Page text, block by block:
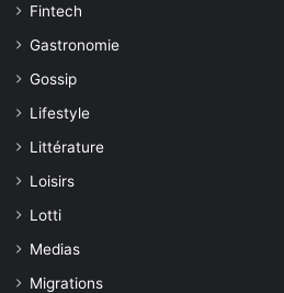
Fintech
Gastronomie
Gossip
Lifestyle
Littérature
Loisirs
Lotti
Medias
Migrations